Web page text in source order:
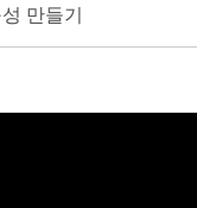
만들기